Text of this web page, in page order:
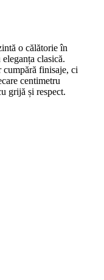
o călătorie în
clasică.
cumpără finisaje, ci
centimetru
grijă și respect.